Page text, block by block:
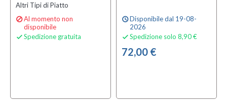
Altri Tipi di Piatto
Al momento non
disponibile
 Spedizione gratuita
scheduleDisponibile dal 19-08-
2026
 Spedizione solo 8,90 €
72,00 €